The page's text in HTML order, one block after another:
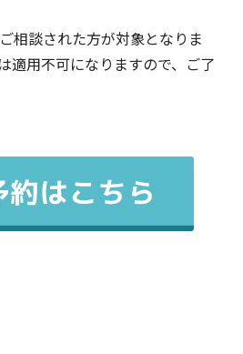
相談された方が対象となりま
適用不可になりますので、ご了